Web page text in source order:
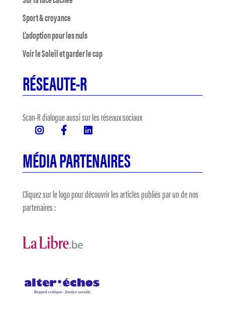
Sport & croyance
L’adoption pour les nuls
Voir le Soleil et garder le cap
RÉSEAUTE-R
Scan-R dialogue aussi sur les réseaux sociaux
MÉDIA PARTENAIRES
Cliquez sur le logo pour découvrir les articles publiés par un de nos
partenaires :